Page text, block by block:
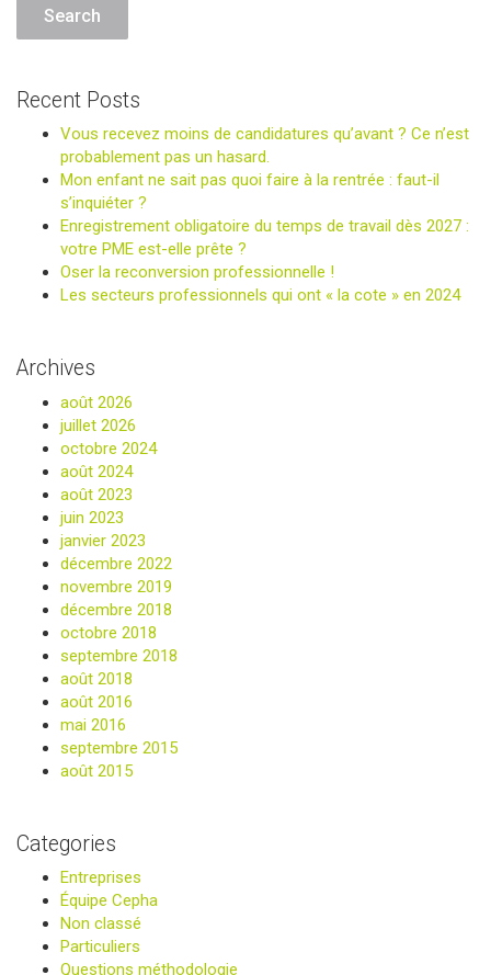
Recent Posts
Vous recevez moins de candidatures qu’avant ? Ce n’est
probablement pas un hasard.
Mon enfant ne sait pas quoi faire à la rentrée : faut-il
s’inquiéter ?
Enregistrement obligatoire du temps de travail dès 2027 :
votre PME est-elle prête ?
Oser la reconversion professionnelle !
Les secteurs professionnels qui ont « la cote » en 2024
Archives
août 2026
juillet 2026
octobre 2024
août 2024
août 2023
juin 2023
janvier 2023
décembre 2022
novembre 2019
décembre 2018
octobre 2018
septembre 2018
août 2018
août 2016
mai 2016
septembre 2015
août 2015
Categories
Entreprises
Équipe Cepha
Non classé
Particuliers
Questions méthodologie